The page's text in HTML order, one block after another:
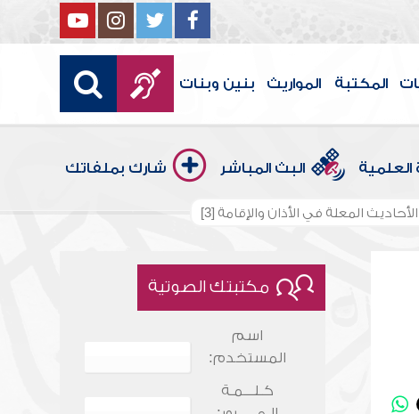
المكتبة المواريث بنين وبنات
العلمية البث المباشر شارك بملفاتك
الأحاديث المعلة في الأذان والإقامة [3]
مكتبتك الصوتية
اسم
المستخدم:
كـلـــمـة